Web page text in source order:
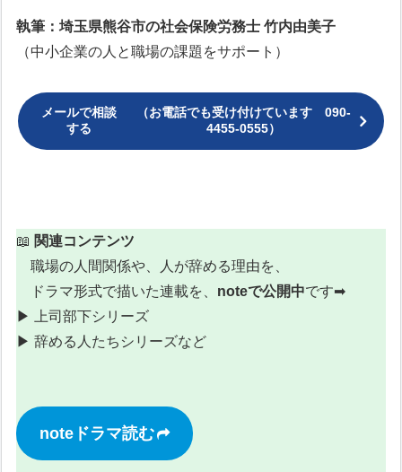
執筆：埼玉県熊谷市の社会保険労務士 竹内由美子
（中小企業の人と職場の課題をサポート）
メールで相談
する
（お電話でも受け付けています 090-
4455-0555）
📖 関連コンテンツ
職場の人間関係や、人が辞める理由を、
ドラマ形式で描いた連載を、 noteで公開中です➡
▶︎ 上司部下シリーズ
▶︎ 辞める人たちシリーズなど
noteドラマ読む